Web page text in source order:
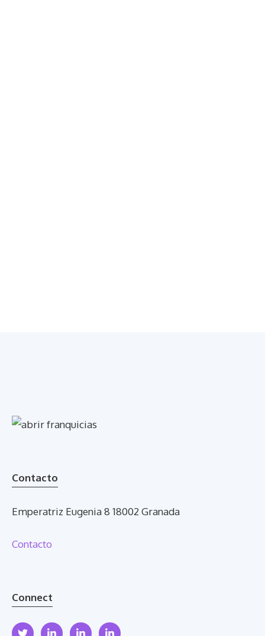
Contacto
Emperatriz Eugenia 8 18002 Granada
Contacto
Connect